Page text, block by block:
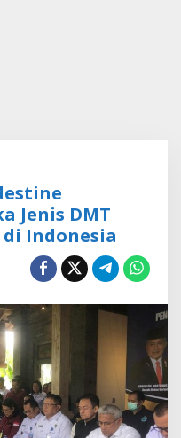
Jenis DMT
Indonesia